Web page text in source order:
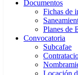
Documentos
Fichas de
Planes de
Convocatoria
Subcafae
Locación